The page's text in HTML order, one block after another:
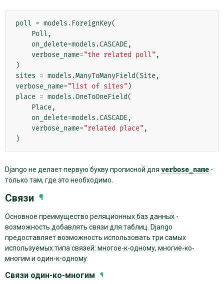
poll = models . ForeignKey(
Poll ,
on_delete=models .CASCADE,
verbose_name="the related poll" ,
)
sites = models .ManyToManyField(Site,
verbose_name="list of sites" )
place = models .OneToOneField(
Place,
on_delete=models .CASCADE,
verbose_name="related place" ,
)
Django не делает первую букву прописной для verbose_name -
только там, где это необходимо.
Связи ¶
Основное преимущество реляционных баз данных -
возможность добавлять связи для таблиц. Django
предоставляет возможность использовать три самых
используемых типа связей: многое-к-одному, многие-ко-
многим и один-к-одному.
Cвязи один-ко-многим ¶